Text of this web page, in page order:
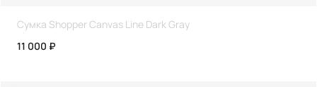
Сумка Shopper Canvas Line Dark Gray
11 000 ₽